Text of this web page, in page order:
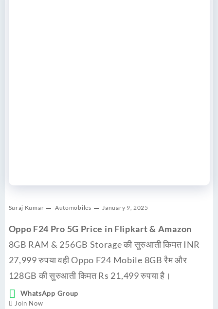
Suraj Kumar Automobiles January 9, 2025
Oppo F24 Pro 5G Price in Flipkart & Amazon
8GB RAM & 256GB Storage की सुरुआती किमत INR
27,999 रुपया वही Oppo F24 Mobile 8GB रैम और
128GB की सुरुआती किमत Rs 21,499 रुपया है।
WhatsApp Group
Join Now